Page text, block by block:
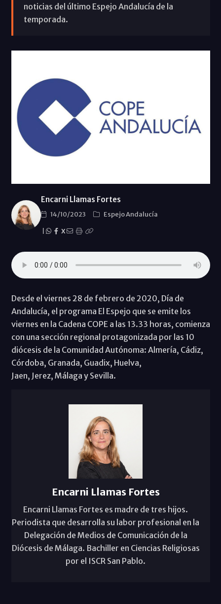
noticias del último Espejo Andalucía de la
temporada.
Encarni Llamas Fortes
14/10/2023
Espejo Andalucía
X
Desde el viernes 28 de febrero de 2020, Día de
Andalucía, el programa El Espejo que se emite los
viernes en la Cadena COPE a las 13.33 horas, comienza
con una sección regional protagonizada por las 10
diócesis de la Comunidad Autónoma: Almería, Cádiz,
Córdoba, Granada, Guadix, Huelva,
Jaen, Jerez, Málaga y Sevilla.
Encarni Llamas Fortes
Encarni Llamas Fortes es madre de tres hijos.
Periodista que desarrolla su labor profesional en la
Delegación de Medios de Comunicación de la
Diócesis de Málaga. Bachiller en Ciencias Religiosas
por el ISCR San Pablo.